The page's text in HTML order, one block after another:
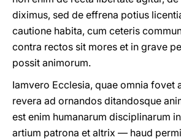
diximus, sed de effrena potius
cautione habita, cum ceteris
contra rectos sit mores et in grave
possit animorum.
Iamvero Ecclesia, quae omnia fovet
revera ad ornandos ditandosque
est enim humanarum disciplinarum
artium patrona et altrix — haud